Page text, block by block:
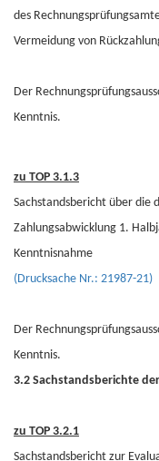
des
Vermeidung von
Der
Kenntnis.
zu TOP 3.1.3
Sachstandsbericht über die
Zahlungsabwicklung 1.
Kenntnisnahme
(Drucksache Nr.: 21987-21)
Der
Kenntnis.
3.2 Sachstandsberichte
zu TOP 3.2.1
Sachstandsbericht zur